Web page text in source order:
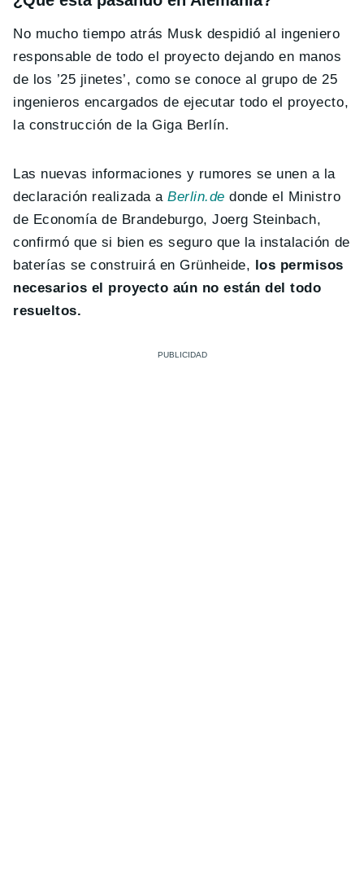
No mucho tiempo atrás Musk despidió al ingeniero
responsable de todo el proyecto dejando en manos
de los ’25 jinetes’, como se conoce al grupo de 25
ingenieros encargados de ejecutar todo el proyecto,
la construcción de la Giga Berlín.
Las nuevas informaciones y rumores se unen a la
declaración realizada aBerlin.de donde el Ministro
de Economía de Brandeburgo, Joerg Steinbach,
confirmó que si bien es seguro que la instalación de
baterías se construirá en Grünheide,
los permisos
necesarios el proyecto aún no están del todo
resueltos.